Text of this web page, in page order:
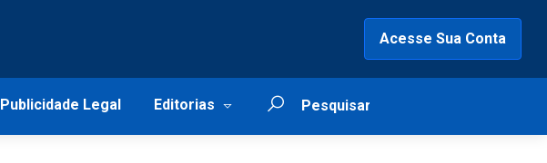
Acesse Sua Conta
Publicidade Legal Editorias